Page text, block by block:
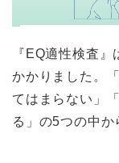
『EQ適性検査
かかりました。
てはまらない」
る」の5つの中か